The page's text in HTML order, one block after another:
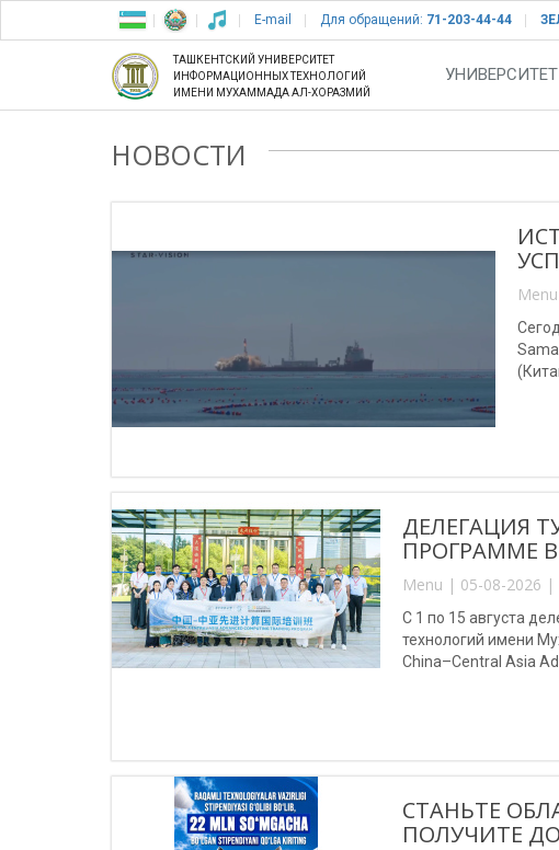
E-mail Для обращений: 71-203-44-44
ТАШКЕНТСКИЙ УНИВЕРСИТЕТ
ИНФОРМАЦИОННЫХ ТЕХНОЛОГИЙ
ИМЕНИ МУХАММАДА АЛ-ХОРАЗМИЙ
УНИВЕРСИТЕТ
НОВОСТИ
ДЕЛЕГАЦИЯ
ПРОГРАММЕ
Menu | 05-08-2026 |
С 1 по 15 августа
технологий имени
China–Central Asia
СТАНЬТЕ
ПОЛУЧИТЕ